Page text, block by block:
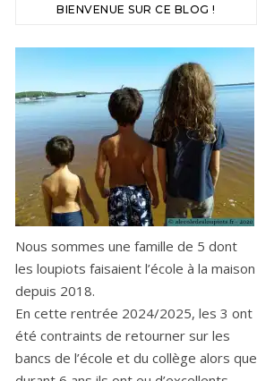
BIENVENUE SUR CE BLOG !
Nous sommes une famille de 5 dont
les loupiots faisaient l’école à la maison
depuis 2018.
En cette rentrée 2024/2025, les 3 ont
été contraints de retourner sur les
bancs de l’école et du collège alors que